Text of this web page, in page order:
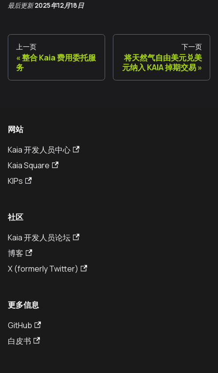
最后更新 2025年12月18日
上一页
整合 Kaia 费用委托服
务
下一页
将天然气自由美元兑美
元纳入 KAIA 掉期交易
网站
Kaia 开发人员中心
Kaia Square
KIPs
社区
Kaia 开发人员论坛
博客
X (formerly Twitter)
更多信息
GitHub
白皮书